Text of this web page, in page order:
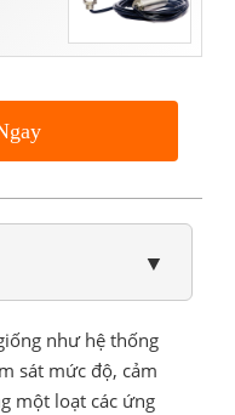
▼
như hệ thống
sát mức độ, cảm
một loạt các ứng